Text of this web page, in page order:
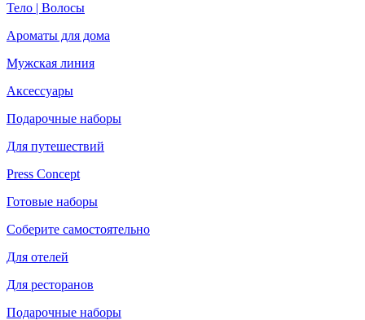
Тело | Волосы
Ароматы для дома
Мужская линия
Аксессуары
Подарочные наборы
Для путешествий
Press Concept
Готовые наборы
Соберите самостоятельно
Для отелей
Для ресторанов
Подарочные наборы